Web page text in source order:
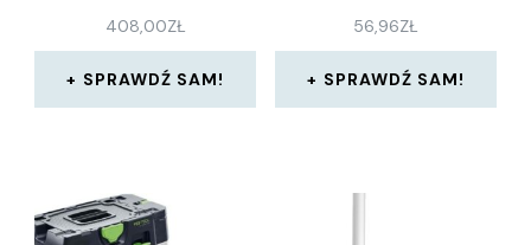
408,00ZŁ
SPRAWDŹ SAM!
56,96ZŁ
SPRAWDŹ SAM!